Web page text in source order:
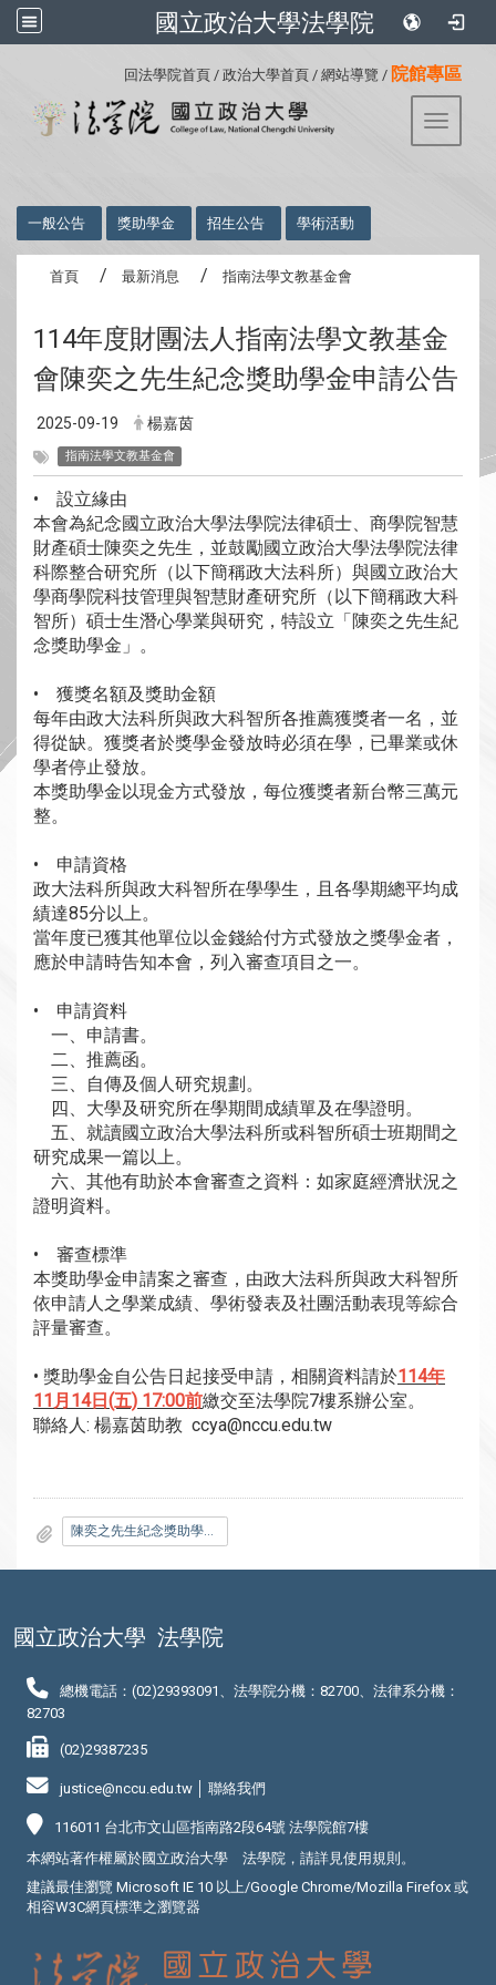
國立政治大學法學院
回法學院首頁 / 政治大學首頁 / 網站導覽 / 院館專區
Toggle
一般公告 獎助學金 招生公告 學術活動
首頁 最新消息 指南法學文教基金會
114年度財團法人指南法學文教基金
會陳奕之先生紀念獎助學金申請公告
2025-09-19 楊嘉茵
指南法學文教基金會
• 設立緣由
本會為紀念國立政治大學法學院法律碩士、商學院智慧
財產碩士陳奕之先生，並鼓勵國立政治大學法學院法律
科際整合研究所（以下簡稱政大法科所）與國立政治大
學商學院科技管理與智慧財產研究所（以下簡稱政大科
智所）碩士生潛心學業與研究，特設立「陳奕之先生紀
念獎助學金」。
• 獲獎名額及獎助金額
每年由政大法科所與政大科智所各推薦獲獎者一名，並
得從缺。獲獎者於獎學金發放時必須在學，已畢業或休
學者停止發放。
本獎助學金以現金方式發放，每位獲獎者新台幣三萬元
整。
• 申請資格
政大法科所與政大科智所在學學生，且各學期總平均成
績達85分以上。
當年度已獲其他單位以金錢給付方式發放之獎學金者，
應於申請時告知本會，列入審查項目之一。
• 申請資料
一、申請書。
二、推薦函。
三、自傳及個人研究規劃。
四、大學及研究所在學期間成績單及在學證明。
五、就讀國立政治大學法科所或科智所碩士班期間之
研究成果一篇以上。
六、其他有助於本會審查之資料：如家庭經濟狀況之
證明資料。
• 審查標準
本獎助學金申請案之審查，由政大法科所與政大科智所
依申請人之學業成績、學術發表及社團活動表現等綜合
評量審查。
• 獎助學金自公告日起接受申請，相關資料請於114年
11月14日(五) 17:00前繳交至法學院7樓系辦公室。
聯絡人: 楊嘉茵助教 ccya@nccu.edu.tw
陳奕之先生紀念獎助學金_申請書.pdf
國立政治大學 法學院
總機電話：(02)29393091、法學院分機：82700、法律系分機：
82703
(02)29387235
justice@nccu.edu.tw │聯絡我們
116011 台北市文山區指南路2段64號 法學院館7樓
本網站著作權屬於國立政治大學 法學院，請詳見使用規則 。
建議最佳瀏覽 Microsoft IE 10 以上/Google Chrome/Mozilla Firefox 或
相容W3C網頁標準之瀏覽器